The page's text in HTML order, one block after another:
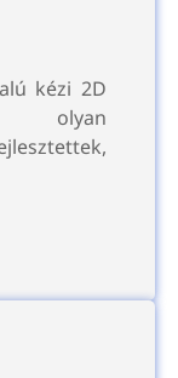
kézi 2D
olyan